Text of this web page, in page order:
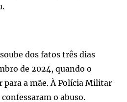
dos fatos três dias
de 2024, quando o
a mãe. À Polícia Militar
o abuso.